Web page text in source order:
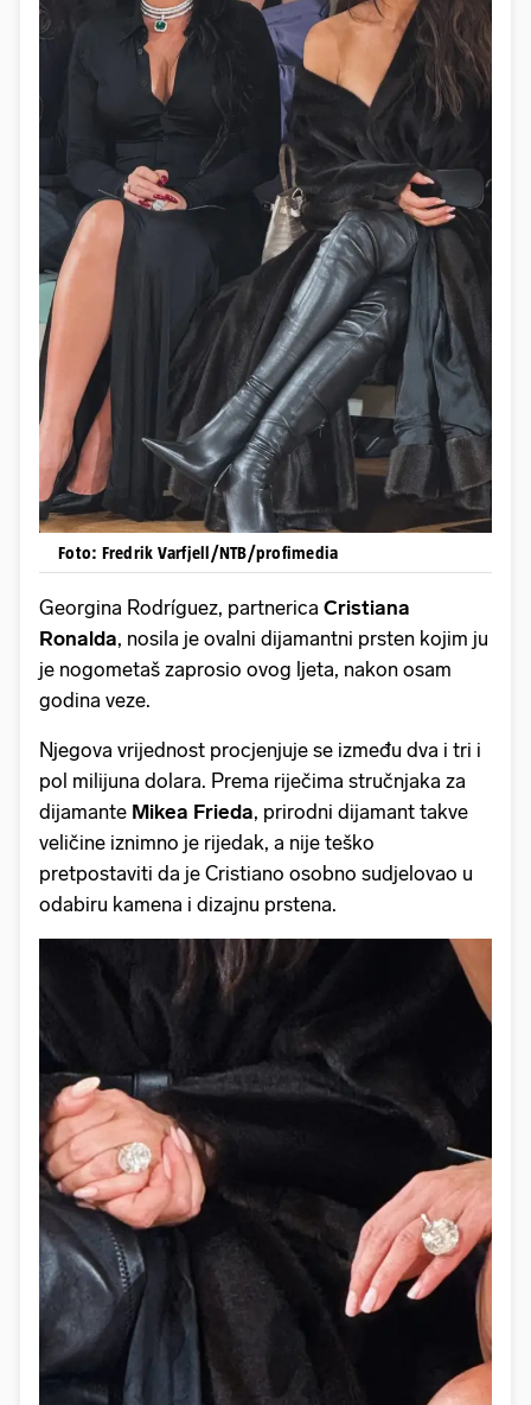
Foto: Fredrik Varfjell/NTB/profimedia
Georgina Rodríguez, partnerica Cristiana
Ronalda, nosila je ovalni dijamantni prsten kojim ju
je nogometaš zaprosio ovog ljeta, nakon osam
godina veze.
Njegova vrijednost procjenjuje se između dva i tri i
pol milijuna dolara. Prema riječima stručnjaka za
dijamante Mikea Frieda, prirodni dijamant takve
veličine iznimno je rijedak, a nije teško
pretpostaviti da je Cristiano osobno sudjelovao u
odabiru kamena i dizajnu prstena.